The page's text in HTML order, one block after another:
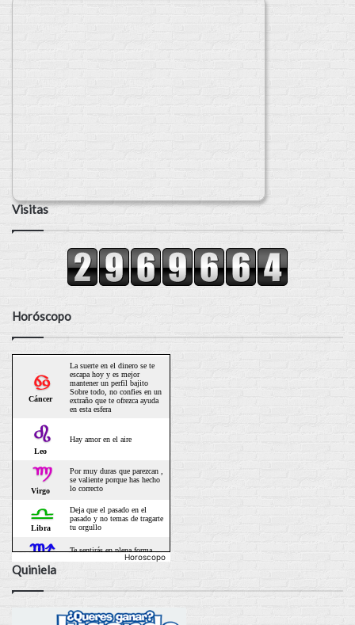
Visitas
Horóscopo
Horoscopo
Quiniela